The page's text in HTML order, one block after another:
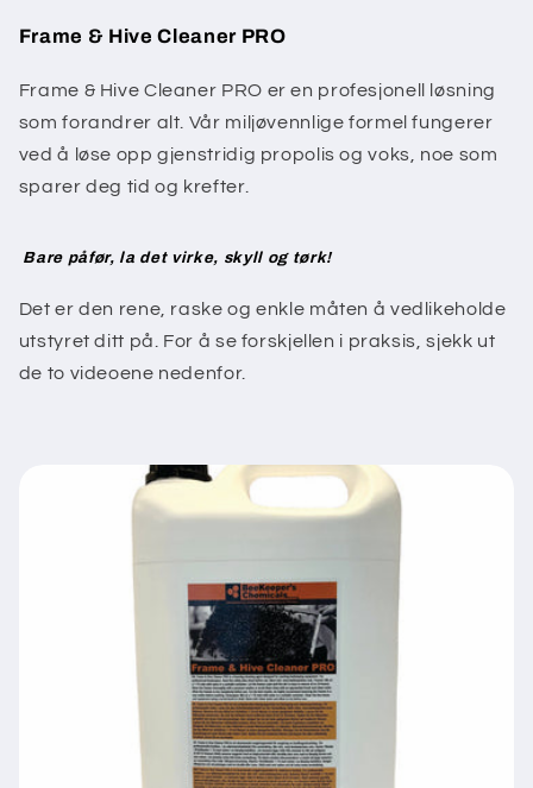
Frame & Hive Cleaner PRO
Frame & Hive Cleaner PRO er en profesjonell løsning
som forandrer alt. Vår miljøvennlige formel fungerer
ved å løse opp gjenstridig propolis og voks, noe som
sparer deg tid og krefter.
Bare påfør, la det virke, skyll og tørk!
Det er den rene, raske og enkle måten å vedlikeholde
utstyret ditt på. For å se forskjellen i praksis, sjekk ut
de to videoene nedenfor.